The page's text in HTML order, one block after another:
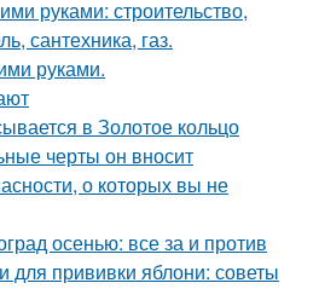
руками: строительство,
сантехника, газ.
руками.
в Золотое кольцо
черты он вносит
о которых вы не
осенью: все за и против
для прививки яблони: советы